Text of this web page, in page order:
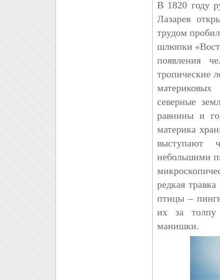
В 1820 году
Лазарев
трудом
шлюпки
появления
тропические
северные
равнины и
материка
выступают
небольшими
редкая
птицы –
их за
манишки.